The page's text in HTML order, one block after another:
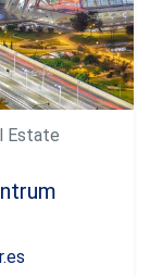
Estate